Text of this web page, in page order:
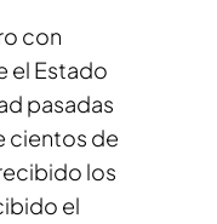
con
el Estado
pasadas
cientos de
los
el